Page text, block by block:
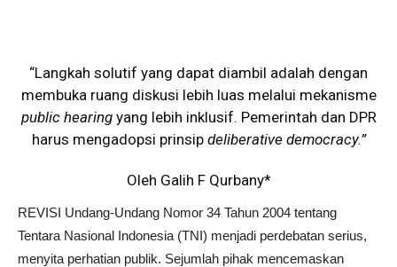
“Langkah solutif yang dapat diambil adalah dengan
membuka ruang diskusi lebih luas melalui mekanisme
public hearingyang lebih inklusif. Pemerintah dan DPR
harus mengadopsi prinsip deliberative democracy.”
Oleh Galih F Qurbany*
REVISI Undang-Undang Nomor 34 Tahun 2004 tentang
Tentara Nasional Indonesia (TNI) menjadi perdebatan serius,
menyita perhatian publik. Sejumlah pihak mencemaskan